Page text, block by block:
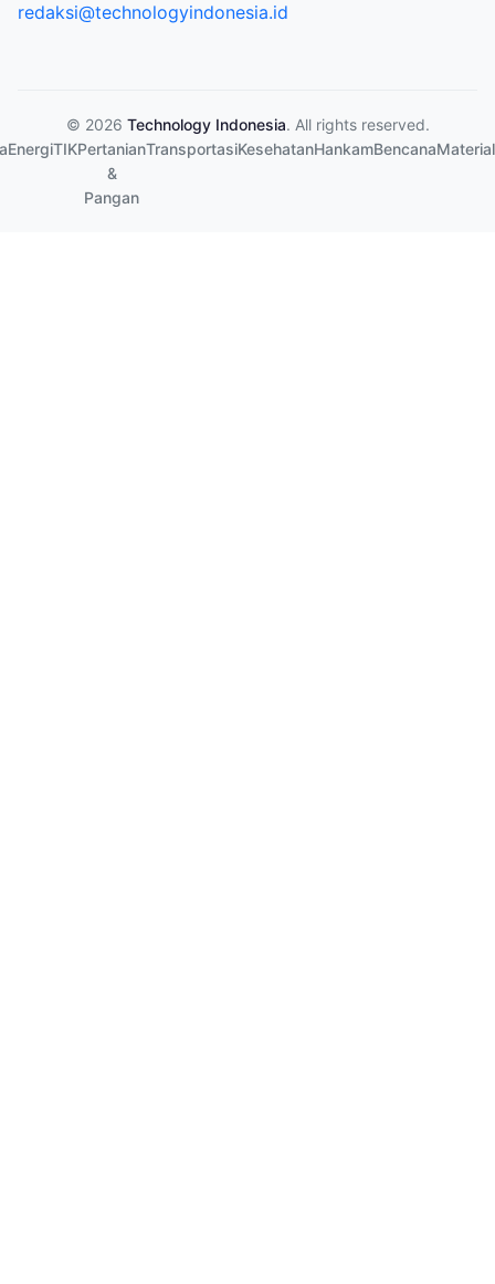
redaksi@technologyindonesia.id
© 2026 Technology Indonesia. All rights reserved.
EnergiTIKPertanian
&
Pangan
TransportasiKesehatanHankamBencanaMaterial